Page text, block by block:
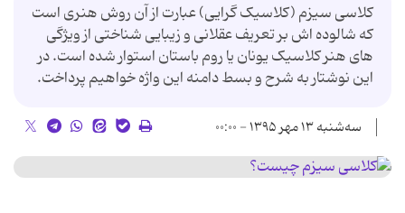
کلاسی سیزم (کلاسیک گرایی) عبارت از آن روش هنری است
که شالوده اش بر تعریف عقلانی و زیبایی شناختی از ویژگی
های هنر کلاسیک یونان یا روم باستان استوار شده است. در
این نوشتار به شرح و بسط دامنه این واژه خواهیم پرداخت.
سه‌شنبه ۱۳ مهر ۱۳۹۵ - ۰۰:۰۰